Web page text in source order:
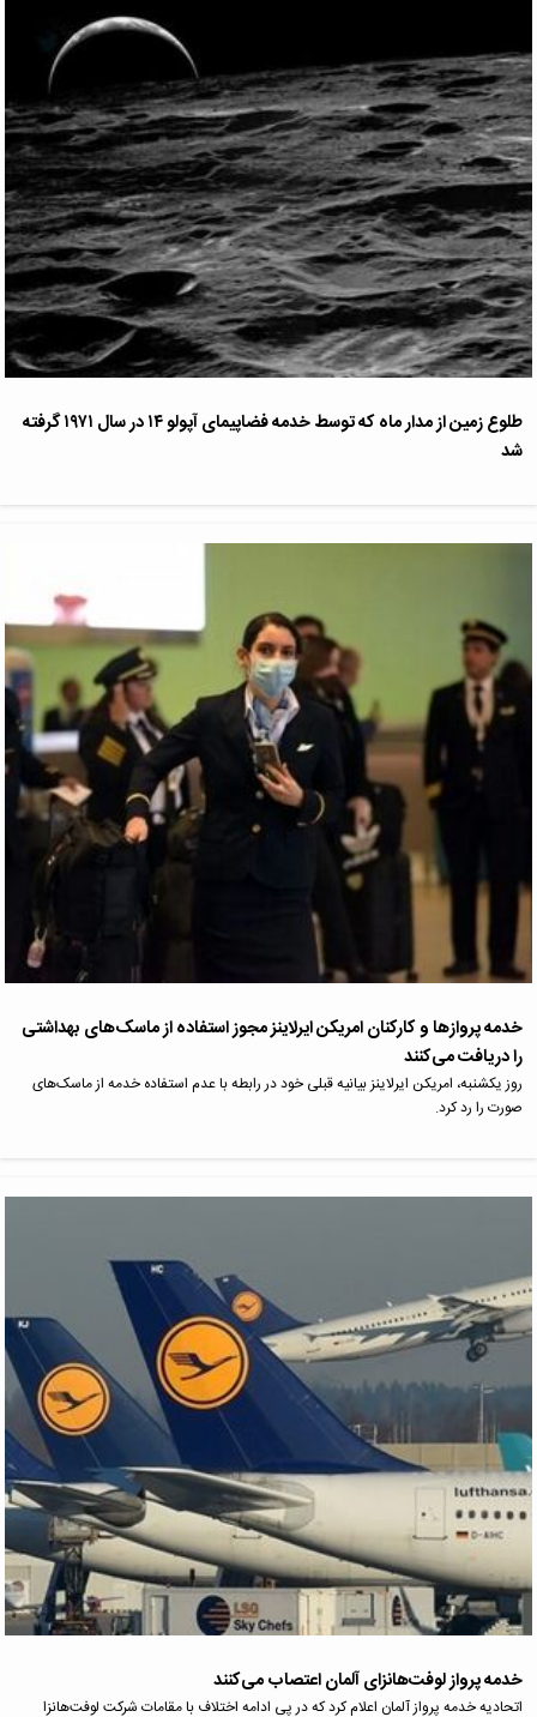
طلوع زمین از مدار ماه که توسط خدمه فضاپیمای آپولو ۱۴ در سال ۱۹۷۱ گرفته
شد
خدمه پروازها و کارکنان امریکن‌ ایرلاینز مجوز استفاده از ماسک‌های بهداشتی
را دریافت می‌کنند
روز یکشنبه، امریکن ایرلاینز بیانیه قبلی خود در رابطه با عدم استفاده خدمه از ماسک‌های
صورت را رد کرد.
خدمه پرواز لوفت‌هانزای آلمان اعتصاب می‌کنند
اتحادیه خدمه پرواز آلمان اعلام کرد که در پی ادامه اختلاف با مقامات شرکت لوفت‌هانزا